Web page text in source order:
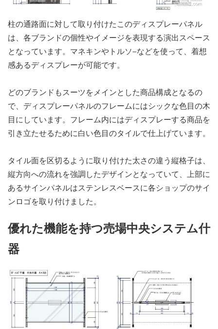
柱の通路面に対して取り付けたこのディスプレーパネル
は、各ブランドの個性やイメージを表現する演出スペース
となっています。マネキンやトルソ−などを使って、着想
感あるディスプレーが可能です。
どのブランドもスーツをメインとした商品構成となるの
で、ディスプレーパネルのフレームにはシックな色目の木
目にしています。フレーム内にはディスプレーする商品を
引き立たせるために白い色目のタイルで仕上げています。
タイル面を区切るように取り付けた太さの違う縦格子は、
縦方向への流れを強調したデザインとなっていて、上部に
あるサインパネルはステンレスベースに各ショップのサイ
ンロゴを取り付けました。
優れた機能を持つ売場中央システム什
器